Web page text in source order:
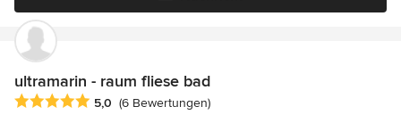
ultramarin - raum fliese bad
Durchschnittliche Bewertung: 5 von 5 Sternen
5,0 (6 Bewertungen)